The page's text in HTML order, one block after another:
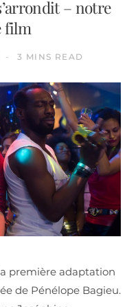
– notre
film
3 MINS READ
première adaptation
de Pénélope Bagieu.